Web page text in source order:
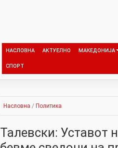
НАСЛОВНА АКТУЕЛНО МАКЕДОНИЈА
СПОРТ
Насловна / Политика
Талевски: Уставот